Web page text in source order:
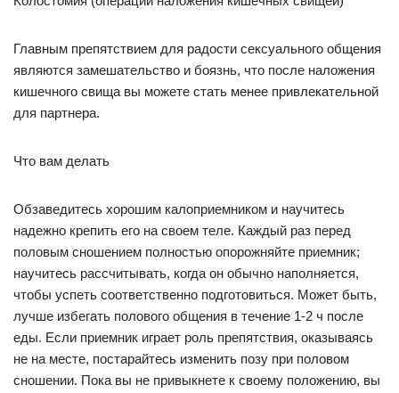
Главным препятствием для радости сексуального общения
являются замешательство и боязнь, что после наложения
кишечного свища вы можете стать менее привлекательной
для партнера.
Что вам делать
Обзаведитесь хорошим калоприемником и научитесь
надежно крепить его на своем теле. Каждый раз перед
половым сношением полностью опорожняйте приемник;
научитесь рассчитывать, когда он обычно наполняется,
чтобы успеть соответственно подготовиться. Может быть,
лучше избегать полового общения в течение 1-2 ч после
еды. Если приемник играет роль препятствия, оказываясь
не на месте, постарайтесь изменить позу при половом
сношении. Пока вы не привыкнете к своему положению, вы